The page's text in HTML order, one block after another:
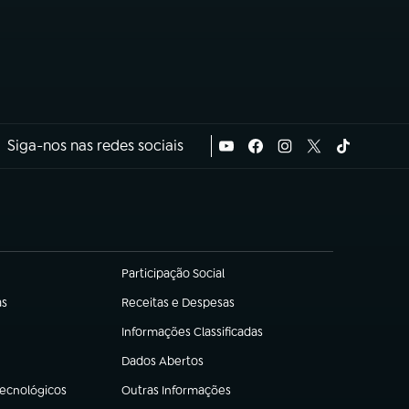
Siga-nos nas redes sociais
Participação Social
(abre em nova aba)
Receitas e Despesas
(abre em nova aba)
Informações Classificadas
(abre em nova aba)
Dados Abertos
(abre em nova aba)
Outras Informações
(abre em nova aba)